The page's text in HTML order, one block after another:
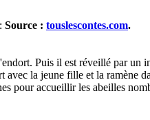
Source : touslescontes.com.
Puis il est réveillé par
la jeune fille et la ramène
pour accueillir les abeilles